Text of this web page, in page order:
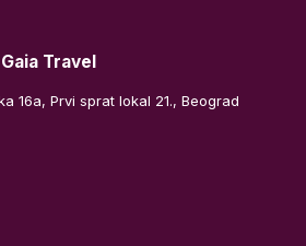
Travel
16a, Prvi sprat lokal 21., Beograd